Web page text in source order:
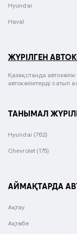
Hyundai
Haval
ЖҮРІЛГЕН
Қазақстанда
автокөліктерді сатып
ТАНЫМАЛ
Hyundai (762)
Chevrolet (175)
АЙМАҚТАРДА
Ақтау
Ақтөбе